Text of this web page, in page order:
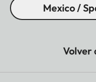
Mexico /
Volver